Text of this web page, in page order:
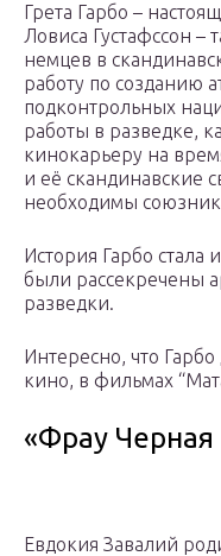
Грета Гарбо –
Ловиса Густафссон –
немцев в
работу по созданию
подконтрольных
работы в разведке,
кинокарьеру на
и её скандинавские
необходимы
История Гарбо стала
были рассекречены
разведки.
Интересно, что
кино, в фильмах
«Фрау Черная
Евдокия Завалий